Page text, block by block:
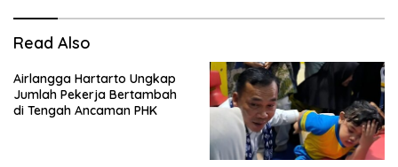
Read Also
Airlangga Hartarto Ungkap
Jumlah Pekerja Bertambah
di Tengah Ancaman PHK